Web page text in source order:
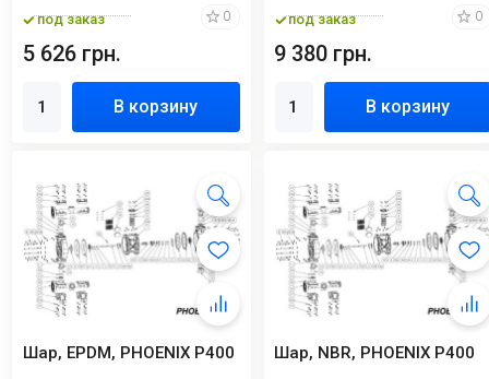
под заказ 0
5 626 грн.
В корзину
под заказ 0
9 380 грн.
В корзину
Шар, EPDM, PHOENIX P400 Шар, NBR, PHOENIX P400